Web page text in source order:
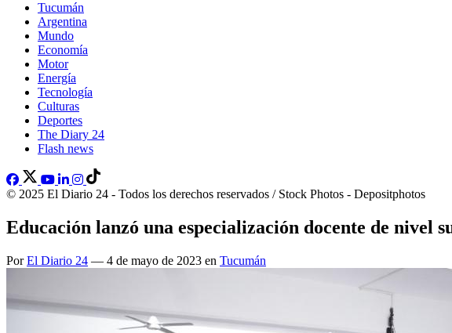
Tucumán
Argentina
Mundo
Economía
Motor
Energía
Tecnología
Culturas
Deportes
The Diary 24
Flash news
© 2025 El Diario 24 - Todos los derechos reservados / Stock Photos - Depositphotos
Educación lanzó una especialización docente de nivel
PorEl Diario 24 — 4 de mayo de 2023 en Tucumán